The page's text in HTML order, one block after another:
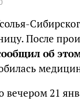
После
об
21